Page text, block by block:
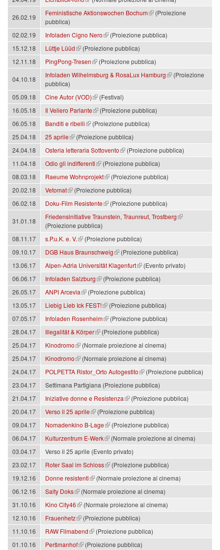
26.02.19
Feministische Aktionswochen Bochum
(Proiezione
pubblica)
02.02.19
Infoladen Cigno Nero
(link is external)
(Proiezione pubblica)
15.12.18
Lüttje Lüüd
(link is external)
(Proiezione pubblica)
12.11.18
PingPong-Tresen
(link is external) (Proiezione pubblica)
04.10.18
Infoladen Wilhelmsburg & RosaLux Hamburg
(Proiezione
pubblica)
05.09.18
Cine Autor (VOD)
(link is external)
(Festival)
16.05.18
Il Veliero Parlante
(link is external)
(Proiezione pubblica)
06.05.18
Banditi e ribelli
(link is external)
(Proiezione pubblica)
25.04.18
25 aprile
(link is external)
(Proiezione pubblica)
24.04.18
Osteria letteraria Sottovento
(link is external)
(Proiezione pubblica)
11.04.18
Odio gli indifferenti
(link is external)
(Proiezione pubblica)
08.03.18
Raeume Wohnprojekt
(link is external)
(Proiezione pubblica)
20.02.18
Vetomat
(link is external)
(Proiezione pubblica)
06.02.18
Doku-Film Resistente
(link is external) (Proiezione pubblica)
31.01.18
Friedensinitiative Traunstein, Traunreut, Trostberg
(Proiezione pubblica)
08.11.17
s.P.u.K. e. V.
(link is external)
(Proiezione pubblica)
09.10.17
DGB Haus Braunschweig
(link is external)
(Proiezione pubblica)
13.06.17
Alpen-Adria Universität Klagenfurt
(link is external)
(Evento privato)
06.06.17
Infoladen Salzburg
(link is external)
(Proiezione pubblica)
26.05.17
ANPI Arcevia
(link is external)
(Proiezione pubblica)
13.05.17
Liebig Lieb Ick FEST!
(link is external)
(Proiezione pubblica)
07.05.17
Infoladen Rosenheim
(link is external)
(Proiezione pubblica)
28.04.17
Illegalität & Körper
(link is external)
(Proiezione pubblica)
25.04.17
Kinodromo
(link is external)
(Normale proiezione al cinema)
25.04.17
Kinodromo
(link is external)
(Normale proiezione al cinema)
24.04.17
POLPETTA Ristor_Orto Autogestito
(link is external)
(Proiezione pubblica)
23.04.17
Settimana Partigiana (Proiezione pubblica)
21.04.17
Iniziative donne e Resistenza
(link is external)
(Proiezione pubblica)
20.04.17
Verso il 25 aprile
(link is external)
(Proiezione pubblica)
09.04.17
Nomadenkino B-Lage
(link is external)
(Proiezione pubblica)
06.04.17
Kulturzentrum E-Werk
(link is external)
(Normale proiezione al cinema)
03.04.17
Verso il 25 aprile (Evento privato)
23.02.17
Roter Saal im Schloss
(link is external)
(Proiezione pubblica)
19.12.16
Donne resistenti
(link is external)
(Normale proiezione al cinema)
06.12.16
Salty Doks
(link is external)
(Normale proiezione al cinema)
31.10.16
Kino City46
(link is external)
(Normale proiezione al cinema)
12.10.16
Frauenhetz
(link is external)
(Proiezione pubblica)
11.10.16
RAW Filmabend
(link is external)
(Proiezione pubblica)
01.10.16
Peršmanhof
(link is external) (Proiezione pubblica)